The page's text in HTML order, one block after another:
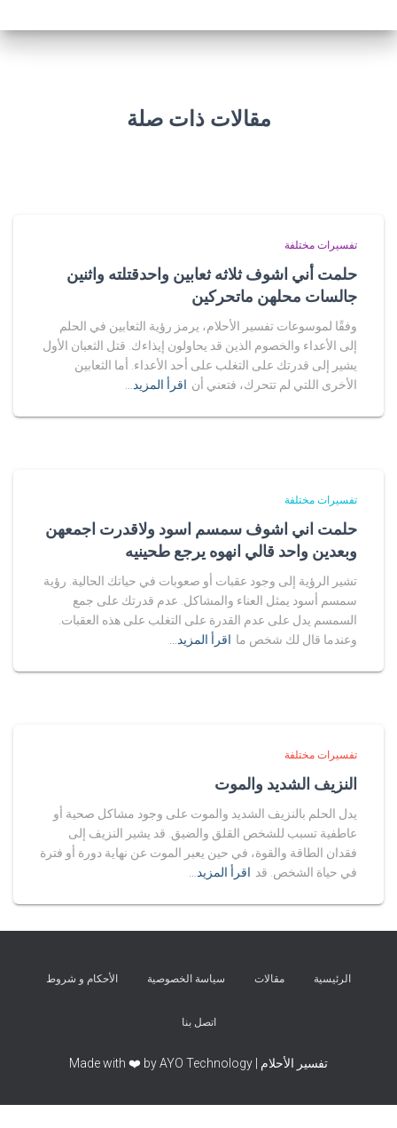
مقالات ذات صلة
تفسيرات مختلفة
حلمت أني اشوف ثلاثه ثعابين واحدقتلته واثنين
جالسات محلهن ماتحركين
وفقًا لموسوعات تفسير الأحلام، يرمز رؤية الثعابين في الحلم
إلى الأعداء والخصوم الذين قد يحاولون إيذاءك. قتل الثعبان الأول
يشير إلى قدرتك على التغلب على أحد الأعداء. أما الثعابين
الأخرى اللتي لم تتحرك، فتعني أن اقرأ المزيد…
تفسيرات مختلفة
حلمت اني اشوف سمسم اسود ولاقدرت اجمعهن
وبعدين واحد قالي انهوه يرجع طحينيه
تشير الرؤية إلى وجود عقبات أو صعوبات في حياتك الحالية. رؤية
سمسم أسود يمثل العناء والمشاكل. عدم قدرتك على جمع
السمسم يدل على عدم القدرة على التغلب على هذه العقبات.
وعندما قال لك شخص ما اقرأ المزيد…
تفسيرات مختلفة
النزيف الشديد والموت
يدل الحلم بالنزيف الشديد والموت على وجود مشاكل صحية أو
عاطفية تسبب للشخص القلق والضيق. قد يشير النزيف إلى
فقدان الطاقة والقوة، في حين يعبر الموت عن نهاية دورة أو فترة
في حياة الشخص. قد اقرأ المزيد…
الرئيسية مقالات سياسة الخصوصية الأحكام و شروط
اتصل بنا
تفسير الأحلام | Made with ❤️ by AYO Technology